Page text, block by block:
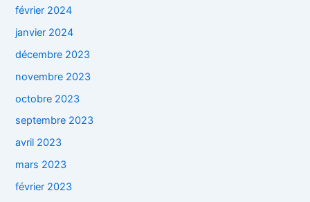
février 2024
janvier 2024
décembre 2023
novembre 2023
octobre 2023
septembre 2023
avril 2023
mars 2023
février 2023